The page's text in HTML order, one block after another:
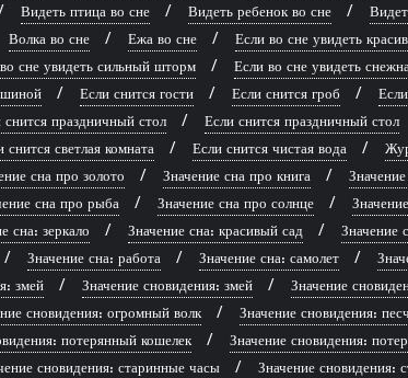
Видеть птица во сне Видеть ребенок во сне
Волка во сне Ежа во сне
Если во сне увидеть
сне увидеть сильный шторм
Если во сне увидеть
Если снится гости Если снится гроб
снится праздничный стол Если снится праздничный стол
снится светлая комната Если снится чистая вода
сна про золото Значение сна про книга
сна про рыба Значение сна про солнце
сна: зеркало Значение сна: красивый сад
Значение
Значение сна: работа Значение сна: самолет
змей Значение сновидения: змей
Значение
сновидения: огромный волк
Значение сновидения:
потерянный кошелек
Значение сновидения:
сновидения: старинные часы Значение сновидения: